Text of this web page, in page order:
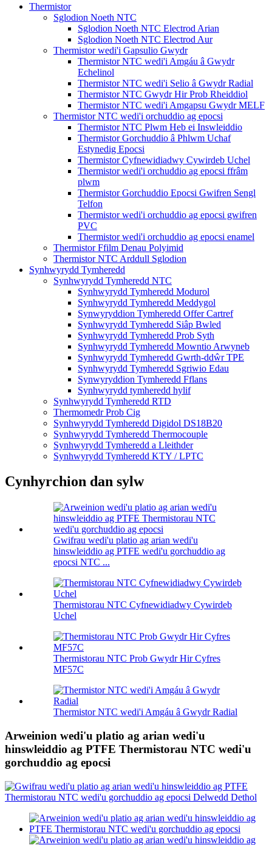
Thermistor
Sglodion Noeth NTC
Sglodion Noeth NTC Electrod Arian
Sglodion Noeth NTC Electrod Aur
Thermistor wedi'i Gapsulio Gwydr
Thermistor NTC wedi'i Amgáu â Gwydr
Echelinol
Thermistor NTC wedi'i Selio â Gwydr Radial
Thermistor NTC Gwydr Hir Prob Rheiddiol
Thermistor NTC wedi'i Amgapsu Gwydr MELF
Thermistor NTC wedi'i orchuddio ag epocsi
Thermistor NTC Plwm Heb ei Inswleiddio
Thermistor Gorchuddio â Phlwm Uchaf
Estynedig Epocsi
Thermistor Cyfnewidiadwy Cywirdeb Uchel
Thermistor wedi'i orchuddio ag epocsi ffrâm
plwm
Thermistor Gorchuddio Epocsi Gwifren Sengl
Telfon
Thermistor wedi'i orchuddio ag epocsi gwifren
PVC
Thermistor wedi'i orchuddio ag epocsi enamel
Thermistor Ffilm Denau Polyimid
Thermistor NTC Arddull Sglodion
Synhwyrydd Tymheredd
Synhwyrydd Tymheredd NTC
Synhwyrydd Tymheredd Modurol
Synhwyrydd Tymheredd Meddygol
Synwyryddion Tymheredd Offer Cartref
Synhwyrydd Tymheredd Siâp Bwled
Synhwyrydd Tymheredd Prob Syth
Synhwyrydd Tymheredd Mowntio Arwyneb
Synhwyrydd Tymheredd Gwrth-ddŵr TPE
Synhwyrydd Tymheredd Sgriwio Edau
Synwyryddion Tymheredd Fflans
Synhwyrydd tymheredd hylif
Synhwyrydd Tymheredd RTD
Thermomedr Prob Cig
Synhwyrydd Tymheredd Digidol DS18B20
Synhwyrydd Tymheredd Thermocouple
Synhwyrydd Tymheredd a Lleithder
Synhwyrydd Tymheredd KTY / LPTC
Cynhyrchion dan sylw
Gwifrau wedi'u platio ag arian wedi'u
hinswleiddio ag PTFE wedi'u gorchuddio ag
epocsi NTC ...
Thermistorau NTC Cyfnewidiadwy Cywirdeb
Uchel
Thermistorau NTC Prob Gwydr Hir Cyfres
MF57C
Thermistor NTC wedi'i Amgáu â Gwydr Radial
Arweinion wedi'u platio ag arian wedi'u
hinswleiddio ag PTFE Thermistorau NTC wedi'u
gorchuddio ag epocsi